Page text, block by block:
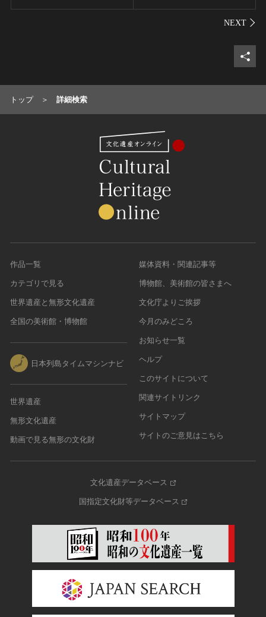
シェ
トップ 詳細検索
作品一覧
カテゴリで見る
世界遺産と無形文化遺産
全国の美術館・博物館
日本列島タイムマシンナビ
世界遺産
無形文化遺産
動画で見る無形の文化財
媒体資料・関連記事等
博物館、美術館の皆さまへ
文化庁よりご挨拶
今月のみどころ
お知らせ一覧
ヘルプ
このサイトについて
関連サイトリンク
サイトマップ
サイトのご意見はこちら
文化遺産データベース
国指定文化財等データベース